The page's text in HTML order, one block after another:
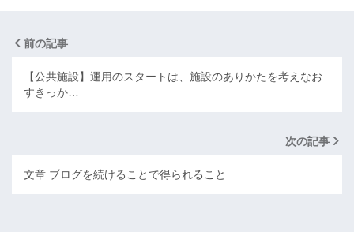
前の記事
【公共施設】運用のスタートは、施設のありかたを考えなお
すきっか…
次の記事
文章 ブログを続けることで得られること